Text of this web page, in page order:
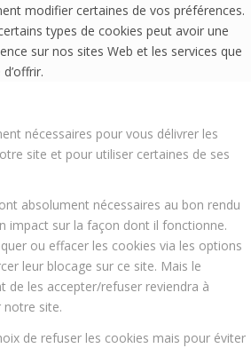
modifier certaines de vos préférences.
types de cookies peut avoir une
sur nos sites Web et les services que
nécessaires pour vous délivrer les
site et pour utiliser certaines de ses
absolument nécessaires au bon rendu
impact sur la façon dont il fonctionne.
ou effacer les cookies via les options
leur blocage sur ce site. Mais le
de les accepter/refuser reviendra à
notre site.
de refuser les cookies mais pour éviter